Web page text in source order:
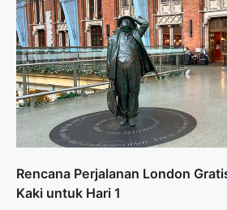
Rencana Perjalanan London
Kaki untuk Hari 1